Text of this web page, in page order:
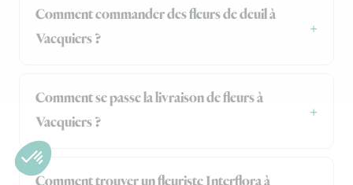
Comment commander des fleurs de deuil à
Vacquiers ?
Comment se passe la livraison de fleurs à
Vacquiers ?